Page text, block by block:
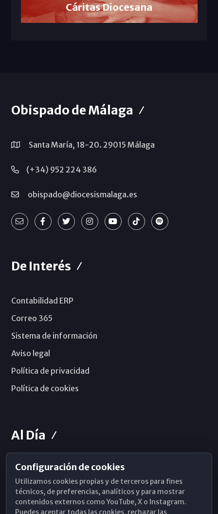
Cáritas Diocesana
Obispado de Málaga
Santa María, 18-20. 29015 Málaga
(+34) 952 224 386
obispado@diocesismalaga.es
De Interés
Contabilidad ERP
Correo 365
Sistema de información
Aviso legal
Política de privacidad
Política de cookies
Al Día
Horarios de Misa
Hemeroteca
WhatsApp
Configuración de cookies
Utilizamos cookies propias y de terceros para fines
técnicos, de preferencias, analíticos y para mostrar
contenidos externos como YouTube, X o Instagram.
Puedes aceptar todas las cookies, rechazar las